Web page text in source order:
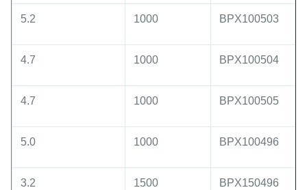
BPX100503
1000
5.2
BPX100504
1000
4.7
BPX100505
1000
4.7
BPX100496
1000
5.0
BPX150496
1500
3.2